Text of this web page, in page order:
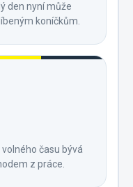
den nyní může
koníčkům.
času bývá
z práce.